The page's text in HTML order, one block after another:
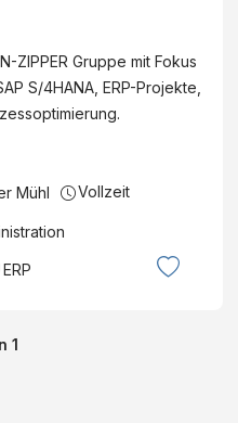
ZIPPER Gruppe mit Fokus
S/4HANA, ERP-Projekte,
Mühl Vollzeit
ERP
1